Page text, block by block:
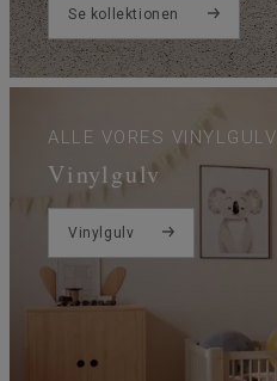
Se kollektionen
ALLE VORES VINYLGULV
Vinylgulv
Vinylgulv